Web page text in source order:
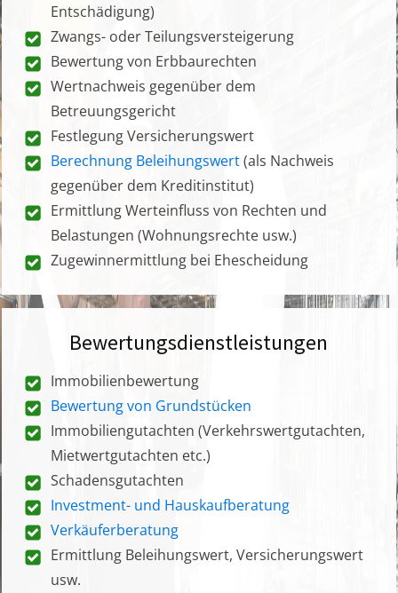
Entschädigung)
Zwangs- oder Teilungsversteigerung
Bewertung von Erbbaurechten
Wertnachweis gegenüber dem
Betreuungsgericht
Festlegung Versicherungswert
Berechnung Beleihungswert(als Nachweis
gegenüber dem Kreditinstitut)
Ermittlung Werteinfluss von Rechten und
Belastungen (Wohnungsrechte usw.)
Zugewinnermittlung bei Ehescheidung
Bewertungsdienstleistungen
Immobilienbewertung
Bewertung von Grundstücken
Immobiliengutachten (Verkehrswertgutachten,
Mietwertgutachten etc.)
Schadensgutachten
Investment- und Hauskaufberatung
Verkäuferberatung
Ermittlung Beleihungswert, Versicherungswert
usw.